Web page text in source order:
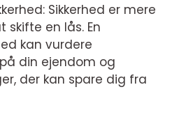
Sikkerhed er mere
skifte en lås. En
kan vurdere
din ejendom og
der kan spare dig fra